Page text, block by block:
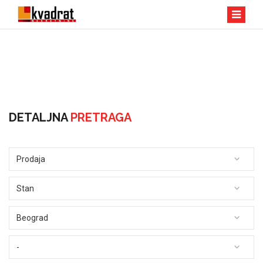
DETALJNAPRETRAGA
Prodaja
Stan
Beograd
-